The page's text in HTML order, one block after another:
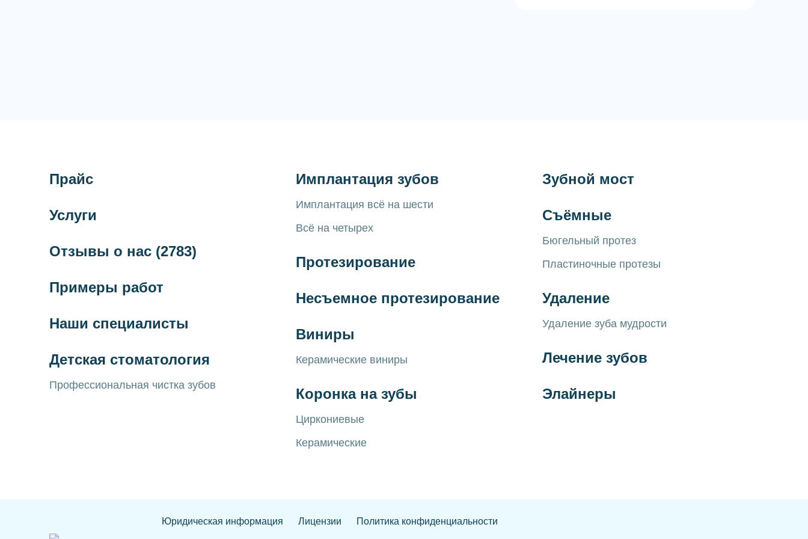
Прайс
Услуги
Отзывы о нас (2783)
Примеры работ
Наши специалисты
Детская стоматология
Профессиональная чистка зубов
Имплантация зубов
Имплантация всё на шести
Всё на четырех
Протезирование
Несъемное протезирование
Виниры
Керамические виниры
Коронка на зубы
Циркониевые
Керамические
Зубной мост
Съёмные
Бюгельный протез
Пластиночные протезы
Удаление
Удаление зуба мудрости
Лечение зубов
Элайнеры
Юридическая информация Лицензии Политика конфиденциальности